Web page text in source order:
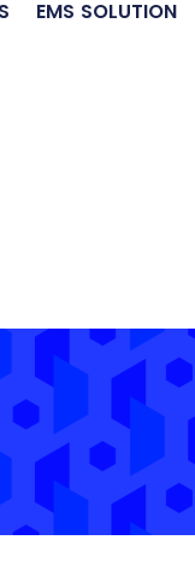
EMS SOLUTION